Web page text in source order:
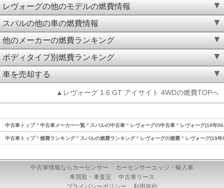
レヴォーグの他のモデルの燃費情報
スバルの他の車の燃費情報
他のメーカーの燃費ランキング
ボディタイプ別燃費ランキング
車を売却する
▲レヴォーグ 1.6 GT アイサイト 4WDの燃費TOPへ
中古車トップ 中古車メーカー一覧 スバルの中古車 レヴォーグの中古車 レヴォーグ(19年
中古車トップ 燃費ランキング スバルの燃費ランキング レヴォーグの燃費 レヴォーグ(19
中古車情報ならカーセンサー
カーセンサーエッジ・輸入車
車買取・車査定
中古車リース
プライバシーポリシー
利用規約